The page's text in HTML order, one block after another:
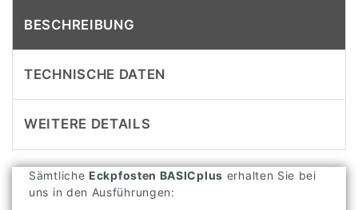
BESCHREIBUNG
TECHNISCHE DATEN
WEITERE DETAILS
Sämtliche Eckpfosten BASICplus erhalten Sie bei
uns in den Ausführungen: